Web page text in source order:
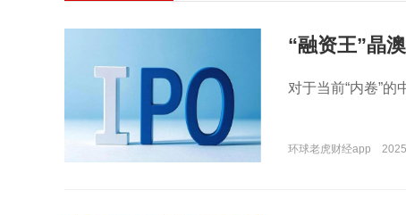
“融资王”晶
局？
对于当前“内卷”的
环球老虎财经app